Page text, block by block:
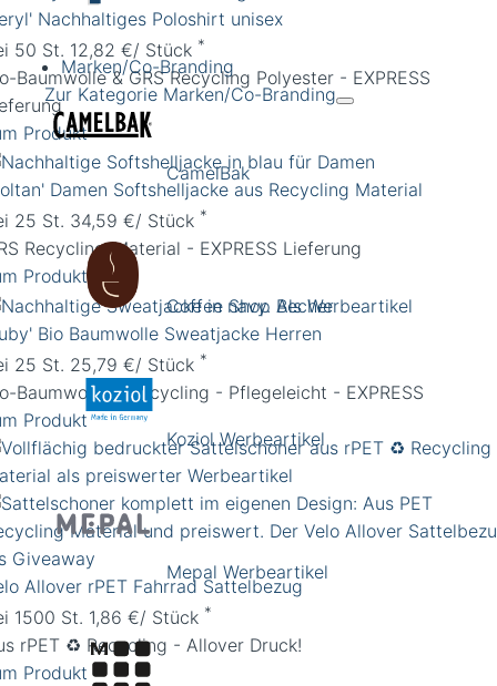
Marken/Co-Branding
Zur Kategorie Marken/Co-Branding
CamelBak
Coffee Shop Becher
Koziol Werbeartikel
Mepal Werbeartikel
Nachhaltiges Poloshirt unisex
50 St. 12,82 €/ Stück *
Baumwolle & GRS Recycling Polyester - EXPRESS
Produkt
Damen Softshelljacke aus Recycling Material
25 St. 34,59 €/ Stück *
Recycling-Material - EXPRESS Lieferung
Produkt
Bio Baumwolle Sweatjacke Herren
25 St. 25,79 €/ Stück *
Baumwolle & Recycling - Pflegeleicht - EXPRESS
Produkt
Allover rPET Fahrrad Sattelbezug
1500 St. 1,86 €/ Stück *
rPET ♻️ Recycling - Allover Druck!
Produkt